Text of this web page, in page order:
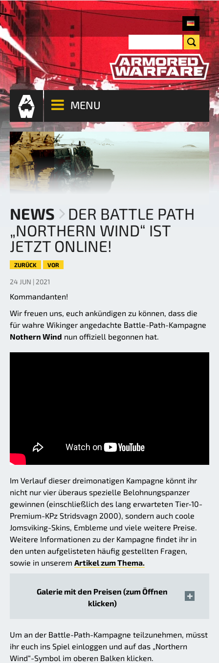
MENU
NEWS
DER BATTLE PATH
„NORTHERN WIND“ IST
JETZT ONLINE!
ZURÜCK VOR
24 JUN | 2021
Kommandanten!
Wir freuen uns, euch ankündigen zu können, dass die
für wahre Wikinger angedachte Battle-Path-Kampagne
Nothern Wind nun offiziell begonnen hat.
Im Verlauf dieser dreimonatigen Kampagne könnt ihr
nicht nur vier überaus spezielle Belohnungspanzer
gewinnen (einschließlich des lang erwarteten Tier-10-
Premium-KPz Stridsvagn 2000), sondern auch coole
Jomsviking-Skins, Embleme und viele weitere Preise.
Weitere Informationen zu der Kampagne findet ihr in
den unten aufgelisteten häufig gestellten Fragen,
sowie in unserem Artikel zum Thema.
Galerie mit den Preisen (zum Öffnen
klicken)
Um an der Battle-Path-Kampagne teilzunehmen, müsst
ihr euch ins Spiel einloggen und auf das „Northern
Wind“-Symbol im oberen Balken klicken.